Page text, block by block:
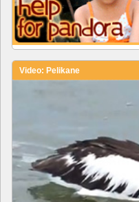
Video: Pelikane